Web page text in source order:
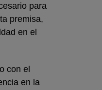
para
premisa,
en el
con el
en la